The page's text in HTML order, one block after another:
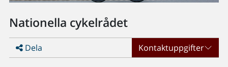
Nationella cykelrådet
Dela Kontaktuppgifter